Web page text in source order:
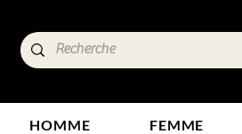
HOMME FEMME